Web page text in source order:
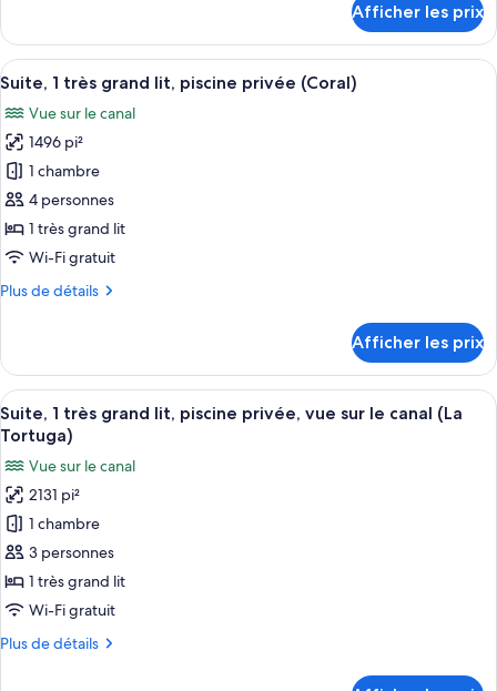
la
plage
plage
lit,
piscine
vue
sur
le
canal
(Bambu)
Suite,
très
lit,
piscine
privée,
vue
sur
le
canal
(Bambu)
Afficher les prix
Afficher
toutes
les
photos
pour
ce
type
de
chambre :
Suite,
grand
lit,
piscine
privée
(Coral)
Un salon moderne avec un grand
5
Suite, 1 très grand lit, piscine privée (Coral)
Vue sur le canal
1496 pi²
1 chambre
4 personnes
1 très grand lit
Wi-Fi gratuit
Plus de détails
Plus
Suite,
très
grand
piscine
privée
(Coral)
Afficher les prix
Afficher
toutes
photos
pour
ce
type
de
chambre :
1
Une chambre spacieuse avec un
13
Suite, 1 très grand lit, piscine privée, vue sur le canal (La
Tortuga)
Vue sur le canal
2131 pi²
1 chambre
3 personnes
1 très grand lit
Wi-Fi gratuit
Plus de détails
Plus